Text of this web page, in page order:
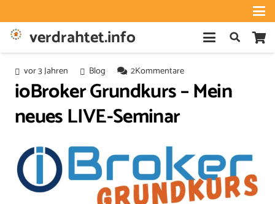
verdrahtet.info
vor 3 Jahren Blog 2Kommentare
ioBroker Grundkurs – Mein
neues LIVE-Seminar